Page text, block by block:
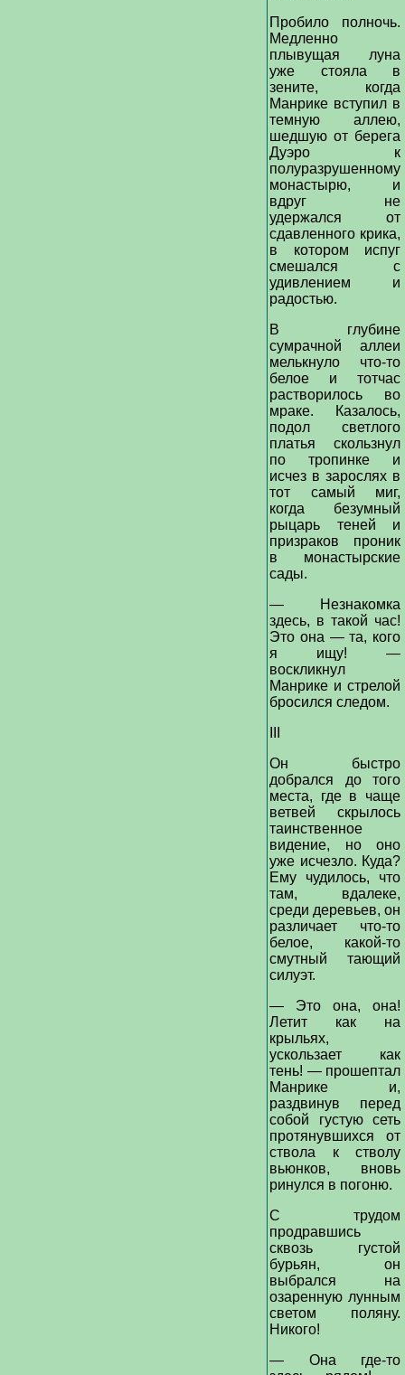
Пробило полночь.
Медленно
плывущая луна
уже стояла в
зените, когда
Манрике вступил в
темную аллею,
шедшую от берега
Дуэро к
полуразрушенному
монастырю, и
вдруг не
удержался от
сдавленного крика,
в котором испуг
смешался с
удивлением и
радостью.
В глубине
сумрачной аллеи
мелькнуло что-то
белое и тотчас
растворилось во
мраке. Казалось,
подол светлого
платья скользнул
по тропинке и
исчез в зарослях в
тот самый миг,
когда безумный
рыцарь теней и
призраков проник
в монастырские
сады.
— Незнакомка
здесь, в такой час!
Это она — та, кого
я ищу! —
воскликнул
Манрике и стрелой
бросился следом.
Он быстро
добрался до того
места, где в чаще
ветвей скрылось
таинственное
видение, но оно
уже исчезло. Куда?
Ему чудилось, что
там, вдалеке,
среди деревьев, он
различает что-то
белое, какой-то
смутный тающий
силуэт.
— Это она, она!
Летит как на
крыльях,
ускользает как
тень! — прошептал
Манрике и,
раздвинув перед
собой густую сеть
протянувшихся от
ствола к стволу
вьюнков, вновь
ринулся в погоню.
С трудом
продравшись
сквозь густой
бурьян, он
выбрался на
озаренную лунным
светом поляну.
Никого!
— Она где-то